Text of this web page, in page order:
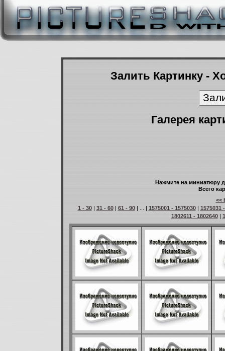
Залить Картинку -
Галерея
Нажмите на миниатюру
Всего
<<
1 - 30| 31 - 60| 61 - 90| ... | 1575001 - 1575030| 1575031
1802611 - 1802640|